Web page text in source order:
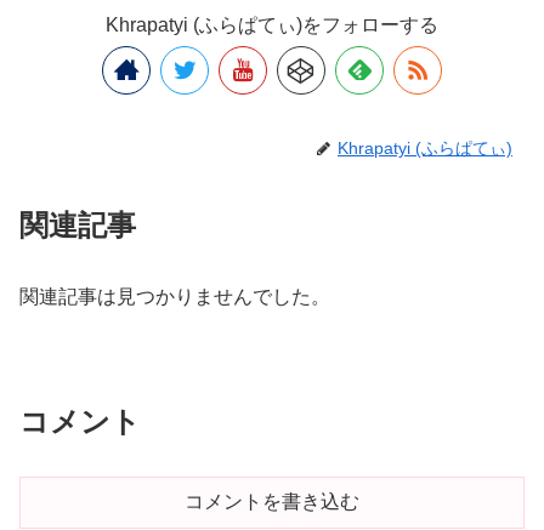
Khrapatyi (ふらぱてぃ)をフォローする
Khrapatyi (ふらぱてぃ)
関連記事
関連記事は見つかりませんでした。
コメント
コメントを書き込む